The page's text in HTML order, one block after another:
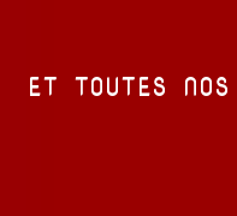
ET TOUTES